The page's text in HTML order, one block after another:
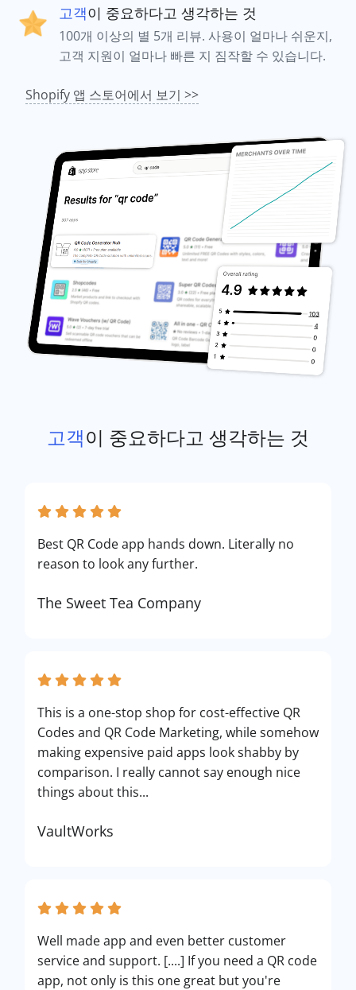
고객이 중요하다고 생각하는 것
100개 이상의 별 5개 리뷰. 사용이 얼마나 쉬운지,
고객 지원이 얼마나 빠른 지 짐작할 수 있습니다.
Shopify 앱 스토어에서 보기 >>
고객이 중요하다고 생각하는 것
Best QR Code app hands down. Literally no
reason to look any further.
The Sweet Tea Company
This is a one-stop shop for cost-effective QR
Codes and QR Code Marketing, while somehow
making expensive paid apps look shabby by
comparison. I really cannot say enough nice
things about this...
VaultWorks
Well made app and even better customer
service and support. [....] If you need a QR code
app, not only is this one great but you're